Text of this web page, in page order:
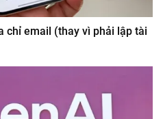
chỉ email (thay vì phải lập tài